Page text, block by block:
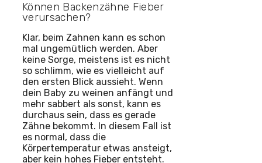
Können Backenzähne Fieber
verursachen?
Klar, beim Zahnen kann es schon
mal ungemütlich werden. Aber
keine Sorge, meistens ist es nicht
so schlimm, wie es vielleicht auf
den ersten Blick aussieht. Wenn
dein Baby zu weinen anfängt und
mehr sabbert als sonst, kann es
durchaus sein, dass es gerade
Zähne bekommt. In diesem Fall ist
es normal, dass die
Körpertemperatur etwas ansteigt,
aber kein hohes Fieber entsteht.